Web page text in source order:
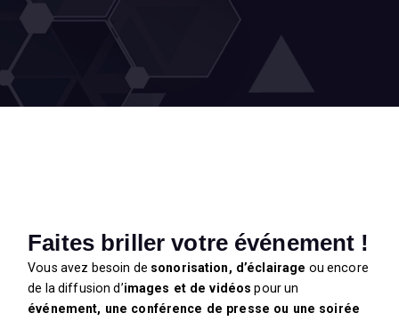
Faites briller votre événement !
Vous avez besoin de sonorisation, d’éclairage ou encore
de la diffusion d’images et de vidéos pour un
événement, une conférence de presse ou une soirée